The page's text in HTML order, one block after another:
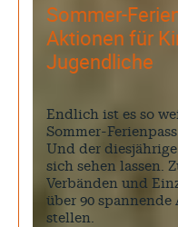
Sommer-
Aktionen für
Jugendliche
Endlich ist es so
Sommer-
Und der
sich sehen lassen.
Verbänden und
über 90
stellen.